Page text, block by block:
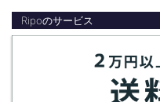
Ripoのサービス